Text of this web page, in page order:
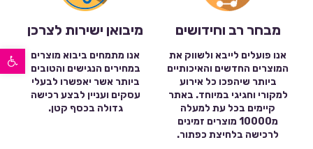
פתח סרגל נגישות
מבחר רב וחידושים
אנו פועלים לייבא ולשווק את
המוצרים החדשים והאיכותיים
ביותר שיהפכו כל אירוע
למקורי וחגיגי במיוחד. באתר
קיימים בכל עת למעלה
מ10000 מוצרים זמינים
לרכישה בלחיצת כפתור.
מיבואן ישירות לצרכן
אנו מתמחים ביבוא מוצרים
במחירים הנגישים והטובים
ביותר אשר יאפשרו לבעלי
עסקים ועניין לבצע רכישה
גדולה בכסף קטן.